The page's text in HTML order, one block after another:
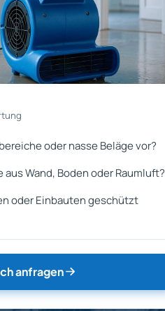
oder nasse Beläge vor?
Wand, Boden oder Raumluft?
oder Einbauten geschützt
anfragen